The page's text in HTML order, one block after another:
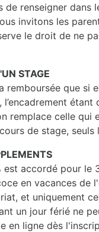
de renseigner
invitons les
le droit de ne
STAGE
remboursée que si
remplace celle
de stage, seuls
est accordé pour le
en vacances de
et uniquement
un jour férié ne
en ligne dès